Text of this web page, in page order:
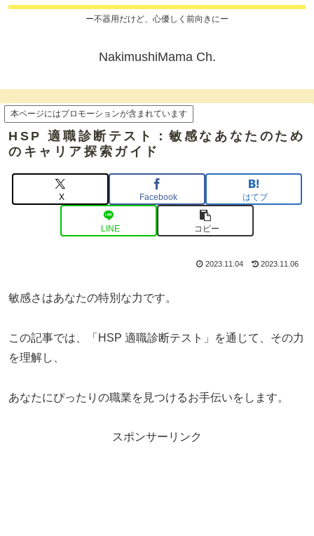
ー不器用だけど、心優しく前向きにー
NakimushiMama Ch.
本ページにはプロモーションが含まれています
HSP 適職診断テスト：敏感なあなたのため
のキャリア探索ガイド
X Facebook はてブ
LINE コピー
2023.11.04 2023.11.06
敏感さはあなたの特別な力です。
この記事では、「HSP 適職診断テスト」を通じて、その力
を理解し、
あなたにぴったりの職業を見つけるお手伝いをします。
スポンサーリンク